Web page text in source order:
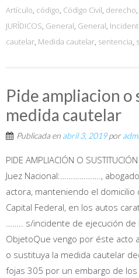
Artículo, código, Código Civil, derecho,
JURÍDICOS, General, General,
cautelar, Medida cautelar, sentencia,
Pide ampliacion
medida cautelar
Publicada en abril 3, 2019por
PIDE AMPLIACIÓN O
Juez Nacional:……………….,
actora, manteniendo el
Capital Federal, en los autos
…….. s/incidente de ejecución de
ObjetoQue vengo por éste acto
o sustituya la medida cautelar
fojas 305 por un embargo de